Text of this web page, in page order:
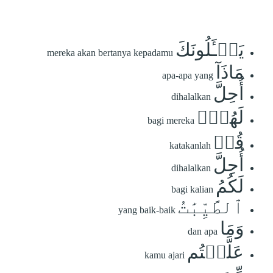
يَسۡـَٔلُونَكَ mereka akan bertanya kepadamu
مَاذَآ apa-apa yang
أُحِلَّ dihalalkan
لَهُمۡۖ bagi mereka
قُلۡ katakanlah
أُحِلَّ dihalalkan
لَكُمُ bagi kalian
ٱلطَّيِّبَٰتُ yang baik-baik
وَمَا dan apa
عَلَّمۡتُم kamu ajari